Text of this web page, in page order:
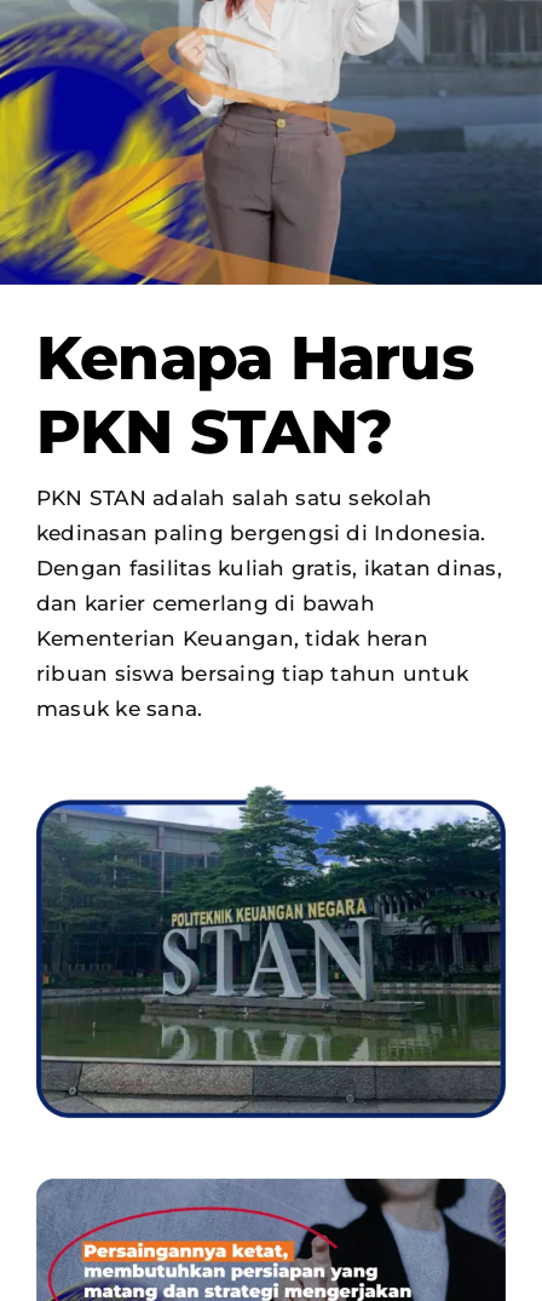
OUR PROGRAM
REGISTRATION
Kenapa Harus
PKN STAN?
PKN STAN adalah salah satu sekolah
kedinasan paling bergengsi di Indonesia.
Dengan fasilitas kuliah gratis, ikatan dinas,
dan karier cemerlang di bawah
Kementerian Keuangan, tidak heran
ribuan siswa bersaing tiap tahun untuk
masuk ke sana.